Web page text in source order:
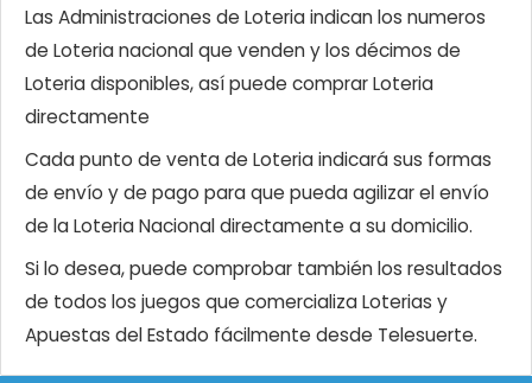
Las Administraciones de Loteria indican los numeros
de Loteria nacional que venden y los décimos de
Loteria disponibles, así puede comprar Loteria
directamente
Cada punto de venta de Loteria indicará sus formas
de envío y de pago para que pueda agilizar el envío
de la Loteria Nacional directamente a su domicilio.
Si lo desea, puede comprobar también los resultados
de todos los juegos que comercializa Loterias y
Apuestas del Estado fácilmente desde Telesuerte.